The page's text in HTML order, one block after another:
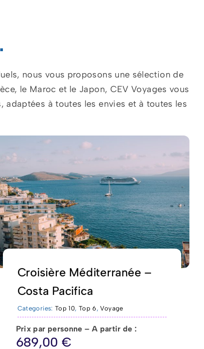
.
nous vous proposons une sélection de
le Maroc et le Japon, CEV Voyages vous
à toutes les envies et à toutes les
Croisière Méditerranée –
Costa Pacifica
Categories: Top 10, Top 6 ,Voyage
Prix par personne – A partir de :
689,00 €